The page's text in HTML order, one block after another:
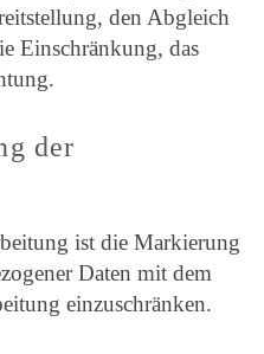
den Abgleich
Einschränkung, das
der
ist die Markierung
Daten mit dem
einzuschränken.